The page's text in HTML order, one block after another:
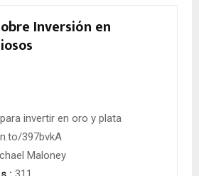
Inversión en
invertir en oro y plata
397bvkA
Maloney